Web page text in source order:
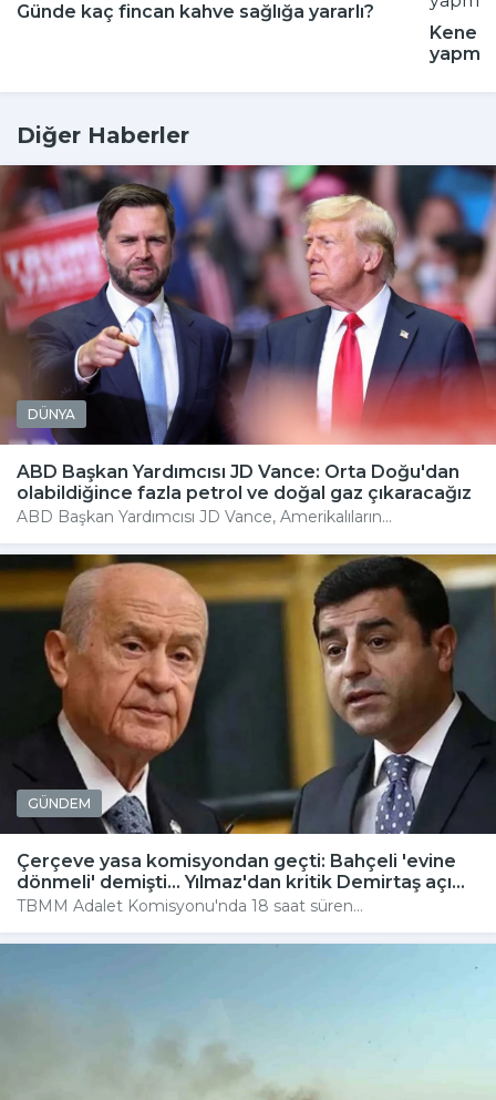
Günde kaç fincan kahve sağlığa yararlı?
Kene
Diğer Haberler
DÜNYA
ABD Başkan Yardımcısı JD Vance: Orta Doğu'dan
olabildiğince fazla petrol ve doğal gaz çıkaracağız
ABD Başkan Yardımcısı JD Vance, Amerikalıların...
GÜNDEM
Çerçeve yasa komisyondan geçti: Bahçeli 'evine
dönmeli' demişti... Yılmaz'dan kritik Demirtaş açı...
TBMM Adalet Komisyonu'nda 18 saat süren...